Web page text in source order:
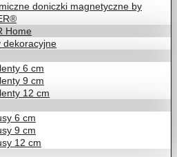
doniczki magnetyczne by
Home
dekoracyjne
6 cm
9 cm
12 cm
6 cm
9 cm
12 cm